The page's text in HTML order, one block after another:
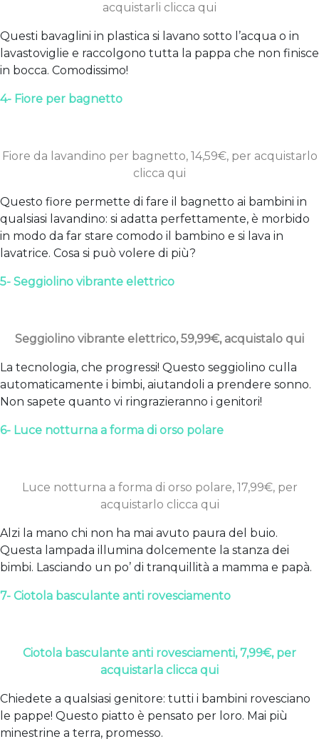
acquistarli clicca qui
Questi bavaglini in plastica si lavano sotto l’acqua o in
lavastoviglie e raccolgono tutta la pappa che non finisce
in bocca. Comodissimo!
4- Fiore per bagnetto
Fiore da lavandino per bagnetto, 14,59€, per acquistarlo
clicca qui
Questo fiore permette di fare il bagnetto ai bambini in
qualsiasi lavandino: si adatta perfettamente, è morbido
in modo da far stare comodo il bambino e si lava in
lavatrice. Cosa si può volere di più?
5- Seggiolino vibrante elettrico
Seggiolino vibrante elettrico, 59,99€, acquistalo qui
La tecnologia, che progressi! Questo seggiolino culla
automaticamente i bimbi, aiutandoli a prendere sonno.
Non sapete quanto vi ringrazieranno i genitori!
6- Luce notturna a forma di orso polare
Luce notturna a forma di orso polare, 17,99€, per
acquistarlo clicca qui
Alzi la mano chi non ha mai avuto paura del buio.
Questa lampada illumina dolcemente la stanza dei
bimbi. Lasciando un po’ di tranquillità a mamma e papà.
7- Ciotola basculante anti rovesciamento
Ciotola basculante anti rovesciamenti, 7,99€, per
acquistarla clicca qui
Chiedete a qualsiasi genitore: tutti i bambini rovesciano
le pappe! Questo piatto è pensato per loro. Mai più
minestrine a terra, promesso.